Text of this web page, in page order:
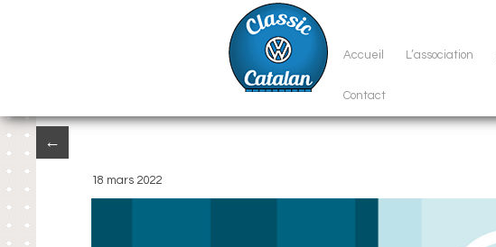
Accueil L’association
Contact
←
18 mars 2022